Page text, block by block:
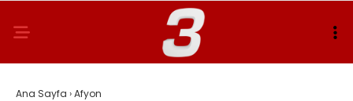
Ana Sayfa ›Afyon